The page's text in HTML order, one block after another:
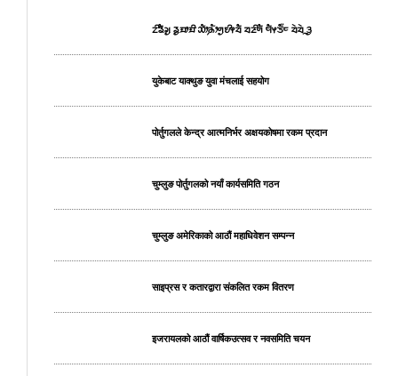
ᤁᤡᤕᤠᤆᤢ ᤕᤢᤀᤣᤀᤡ ᤑᤥ᤹ᤌᤥᤛᤢᤎᤡᤶᤔᤠ ᤔᤏᤡᤛᤠ ᤗᤠᤶᤍᤠ᤺ᤰ ᤔᤧᤔᤧᤳᤋᤢ
युकेबाट याक्थुङ युवा मंचलाई सहयोग
पोर्तुगलले केन्द्र आत्मनिर्भर अक्षयकोषमा रकम प्रदान
चुम्लुङ पोर्तुगलको नयाँ कार्यसमिति गठन
चुम्लुङ अमेरिकाको आठौं महाधिवेशन सम्पन्न
साइप्रस र कतारद्वारा संकलित रकम वितरण
इजरायलको आठौं वार्षिकउत्सव र नवसमिति चयन